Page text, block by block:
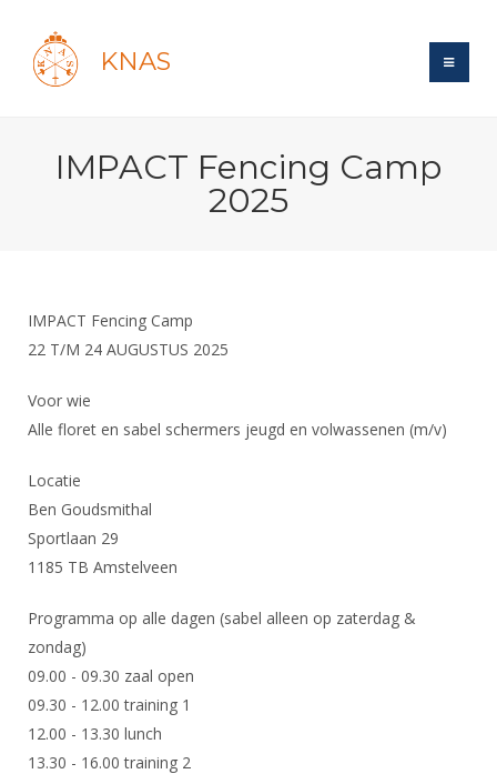
KNAS
Login
Forums
Website
Gebruiksvoorwaarden
Historie
Bond
Organisatie
Bestuur
Ereleden
Leden van Verdiensten
Vacatures
Recreatiesport
Lichtzwaardschermen
Wedstrijdsport
Ranglijsten
Inschrijven
Materiaal
Rolstoelschermen
Wat is topsport
Nieuws
NK's
DBT
FBT
Talentontwikkeling
Atletencommissie
Internationale Titeltoernooien
Informatie
Spreekbeurtpakket
Jeugdkampen
Brassardsysteem
Nieuws
Nationale opleidingen
Internationale opleidingen
Opleidingen
Forums
Nieuws
Zoek Vereniging
Contact
IMPACT Fencing Camp
2025
IMPACT Fencing Camp
22 T/M 24 AUGUSTUS 2025
Voor wie
Alle floret en sabel schermers jeugd en volwassenen (m/v)
Locatie
Ben Goudsmithal
Sportlaan 29
1185 TB Amstelveen
Programma op alle dagen (sabel alleen op zaterdag &
zondag)
09.00 - 09.30 zaal open
09.30 - 12.00 training 1
12.00 - 13.30 lunch
13.30 - 16.00 training 2